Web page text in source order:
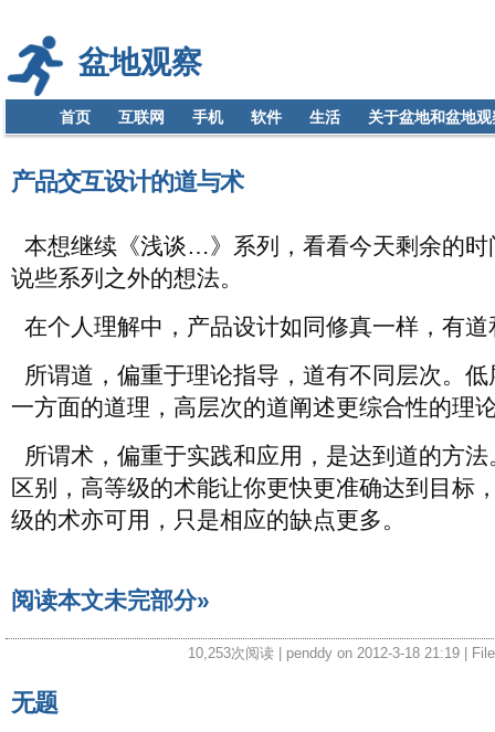
盆地观察
首页 互联网 手机 软件 生活 关于盆地和盆地观
产品交互设计的道与术
本想继续《浅谈…》系列，看看今天剩余的时
说些系列之外的想法。
在个人理解中，产品设计如同修真一样，有
所谓道，偏重于理论指导，道有不同层次。
一方面的道理，高层次的道阐述更综合性的理
所谓术，偏重于实践和应用，是达到道的方
区别，高等级的术能让你更快更准确达到目标
级的术亦可用，只是相应的缺点更多。
阅读本文未完部分»
10,253次阅读 | penddy on 2012-3-18 21:19 |
无题